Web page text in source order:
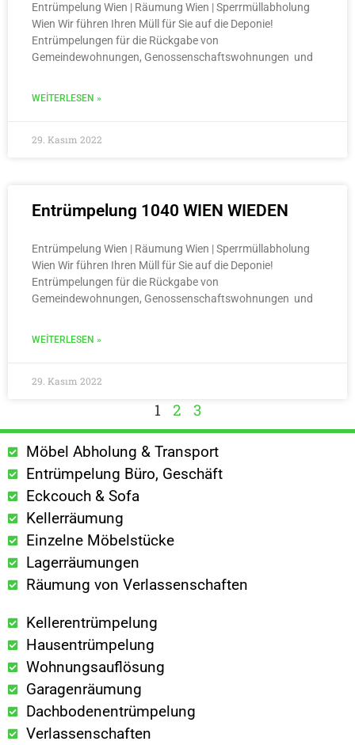
Entrümpelung Wien | Räumung Wien | Sperrmüllabholung
Wien Wir führen Ihren Müll für Sie auf die Deponie!
Entrümpelungen für die Rückgabe von
Gemeindewohnungen, Genossenschaftswohnungen und
WEITERLESEN »
29. Kasım 2022
Entrümpelung 1040 WIEN WIEDEN
Entrümpelung Wien | Räumung Wien | Sperrmüllabholung
Wien Wir führen Ihren Müll für Sie auf die Deponie!
Entrümpelungen für die Rückgabe von
Gemeindewohnungen, Genossenschaftswohnungen und
WEITERLESEN »
29. Kasım 2022
1 2 3
Möbel Abholung & Transport
Entrümpelung Büro, Geschäft
Eckcouch & Sofa
Kellerräumung
Einzelne Möbelstücke
Lagerräumungen
Räumung von Verlassenschaften
Kellerentrümpelung
Hausentrümpelung
Wohnungsauflösung
Garagenräumung
Dachbodenentrümpelung
Verlassenschaften